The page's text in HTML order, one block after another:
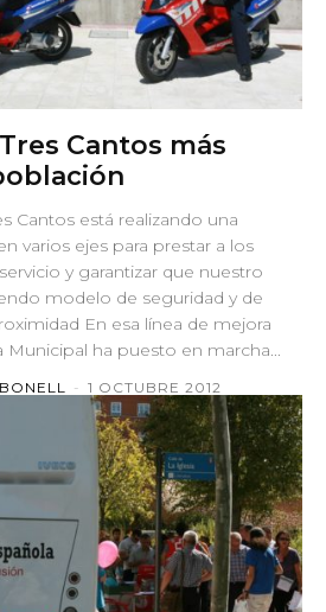
Cantos más
Cantos está realizando una
varios ejes para prestar a los
y garantizar que nuestro
modelo de seguridad y de
En esa línea de mejora
ha puesto en marcha...
- 1 OCTUBRE 2012